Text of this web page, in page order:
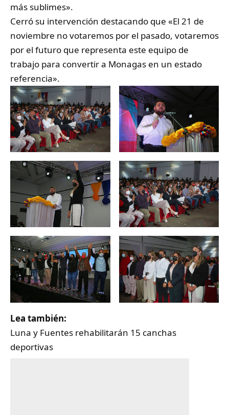
más sublimes».
Cerró su intervención destacando que «El 21 de
noviembre no votaremos por el pasado, votaremos
por el futuro que representa este equipo de
trabajo para convertir a Monagas en un estado
referencia».
Lea también:
Luna y Fuentes rehabilitarán 15 canchas
deportivas